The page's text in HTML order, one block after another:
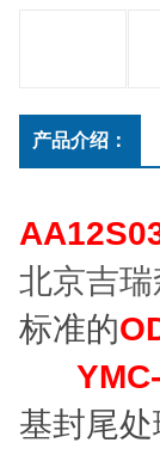
产品介绍：
北京吉
标准的
基封尾